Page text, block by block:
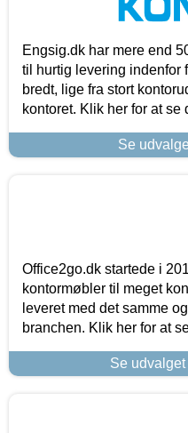
Engsig.dk har mere end
til hurtig levering indenfor
bredt, lige fra stort
kontoret. Klik her for at se
Se
Office2go.dk startede i
kontormøbler til meget
leveret med det samme
branchen. Klik her for at
Se